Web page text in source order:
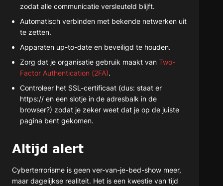
zodat alle communicatie versleuteld blijft.
Automatisch verbinden met bekende netwerken uit
te zetten.
Apparaten up-to-date en beveiligd te houden.
Zorg dat je organisatie gebruik maakt van Two-
Factor Authentication (2FA).
Controleer het SSL-certificaat (dus: staat er
https:// en een slotje in de adresbalk in de
browser?) zodat je zeker weet dat je op de juiste
pagina bent gekomen.
Altijd alert
Cyberterrorisme is geen ver-van-je-bed-show meer,
maar dagelijkse realiteit. Het is een kwestie van tijd